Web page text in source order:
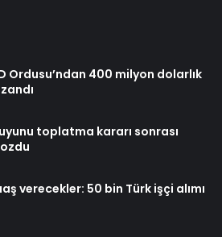
Ordusu’ndan 400 milyon dolarlık
toplatma kararı sonrası
verecekler: 50 bin Türk işçi alımı